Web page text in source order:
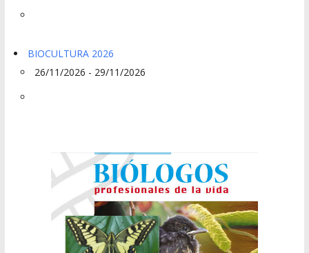
BIOCULTURA 2026
26/11/2026 - 29/11/2026